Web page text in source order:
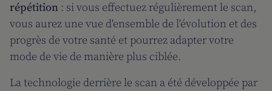
répétition : si vous effectuez régulièrement le scan,
vous aurez une vue d'ensemble de l'évolution et des
progrès de votre santé et pourrez adapter votre
mode de vie de manière plus ciblée.
La technologie derrière le scan a été développée par